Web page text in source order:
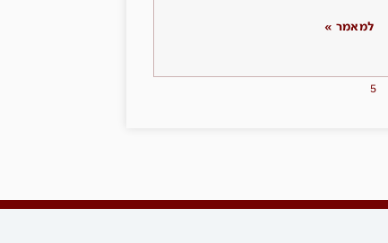
למאמר »
5